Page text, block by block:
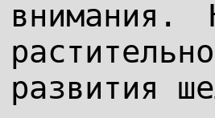
внимания.
развития